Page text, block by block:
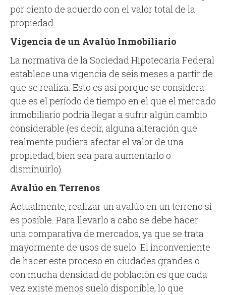
por ciento de acuerdo con el valor total de la
propiedad.
Vigencia de un Avalúo Inmobiliario
La normativa de la Sociedad Hipotecaria Federal
establece una vigencia de seis meses a partir de
que se realiza. Esto es así porque se considera
que es el período de tiempo en el que el mercado
inmobiliario podría llegar a sufrir algún cambio
considerable (es decir, alguna alteración que
realmente pudiera afectar el valor de una
propiedad, bien sea para aumentarlo o
disminuirlo).
Avalúo en Terrenos
Actualmente, realizar un avalúo en un terreno sí
es posible. Para llevarlo a cabo se debe hacer
una comparativa de mercados, ya que se trata
mayormente de usos de suelo. El inconveniente
de hacer este proceso en ciudades grandes o
con mucha densidad de población es que cada
vez existe menos suelo disponible, lo que